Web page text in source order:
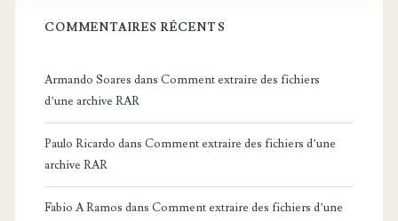
COMMENTAIRES RÉCENTS
Armando Soares dans Comment extraire des fichiers
d’une archive RAR
Paulo Ricardo dans Comment extraire des fichiers d’une
archive RAR
Fabio A Ramos dans Comment extraire des fichiers d’une